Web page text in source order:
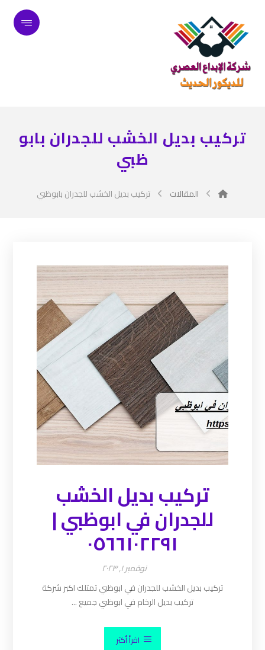
تركيب بديل الخشب للجدران بابو
ظبي
المقالات تركيب بديل الخشب للجدران بابوظبي
تركيب بديل الخشب
للجدران في ابوظبي |
٠٥٦٦١٠٢٢٩١
نوفمبر ١, ٢٠٢٣
تركيب بديل الخشب للجدران في ابوظبي تمتلك اكبر شركة
تركيب بديل الرخام في ابوظبي جميع ...
اقرأ أكثر